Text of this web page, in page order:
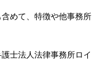
めて、 特徴や他事務所
士法人法律事務所ロイ